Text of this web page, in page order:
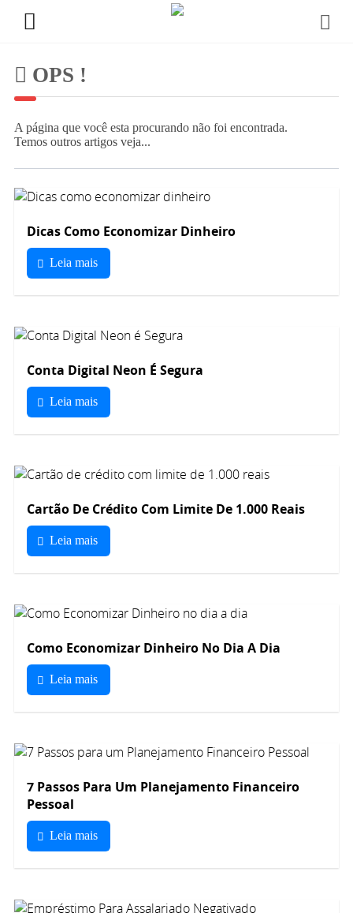
OPS !
A página que você esta procurando não foi encontrada.
Temos outros artigos veja...
Dicas Como Economizar Dinheiro
Leia mais
Conta Digital Neon É Segura
Leia mais
Cartão De Crédito Com Limite De 1.000 Reais
Leia mais
Como Economizar Dinheiro No Dia A Dia
Leia mais
7 Passos Para Um Planejamento Financeiro
Pessoal
Leia mais